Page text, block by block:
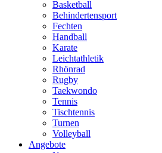
Basketball
Behindertensport
Fechten
Handball
Karate
Leichtathletik
Rhönrad
Rugby
Taekwondo
Tennis
Tischtennis
Turnen
Volleyball
Angebote